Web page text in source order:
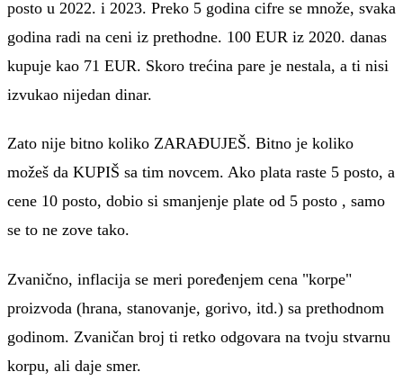
posto u 2022. i 2023. Preko 5 godina cifre se množe, svaka
godina radi na ceni iz prethodne. 100 EUR iz 2020. danas
kupuje kao 71 EUR. Skoro trećina pare je nestala, a ti nisi
izvukao nijedan dinar.
Zato nije bitno koliko ZARAĐUJEŠ. Bitno je koliko
možeš da KUPIŠ sa tim novcem. Ako plata raste 5 posto, a
cene 10 posto, dobio si smanjenje plate od 5 posto , samo
se to ne zove tako.
Zvanično, inflacija se meri poređenjem cena "korpe"
proizvoda (hrana, stanovanje, gorivo, itd.) sa prethodnom
godinom. Zvaničan broj ti retko odgovara na tvoju stvarnu
korpu, ali daje smer.